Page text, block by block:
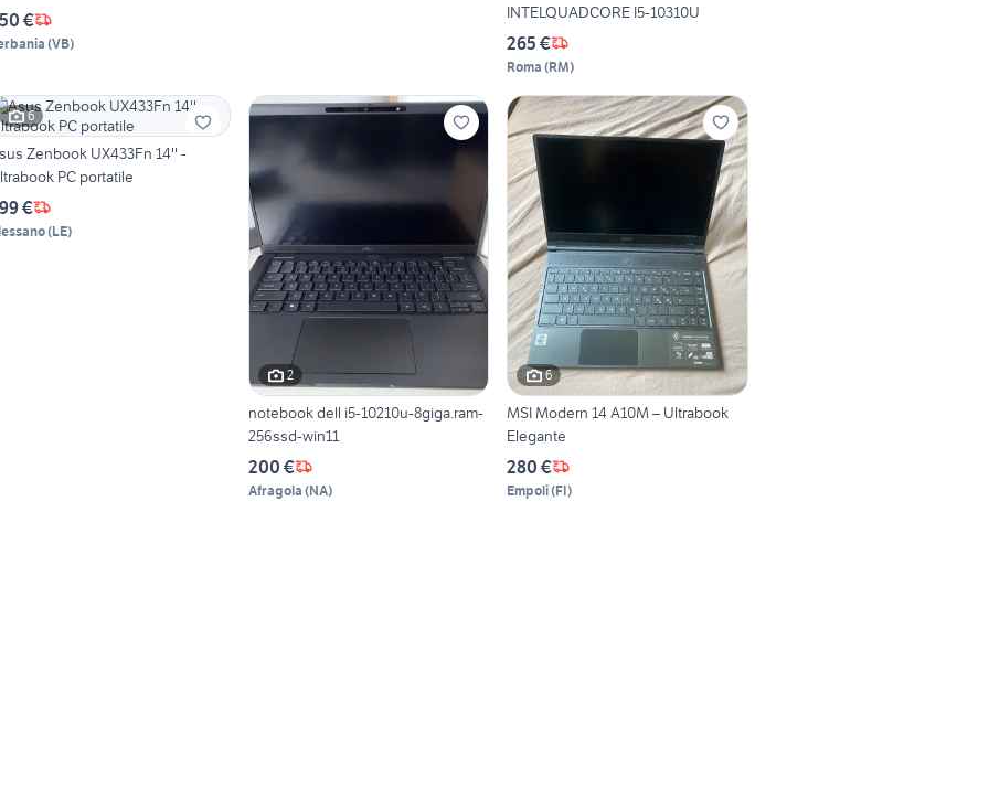
€
(VB)
INTELQUADCORE I5-10310U
265 €
Roma (RM)
6
Zenbook UX433Fn 14'' -
PC portatile
€
(LE)
2
notebook dell i5-10210u-8giga.ram-
256ssd-win11
200 €
Afragola (NA)
6
MSI Modern 14 A10M – Ultrabook
Elegante
280 €
Empoli(FI)